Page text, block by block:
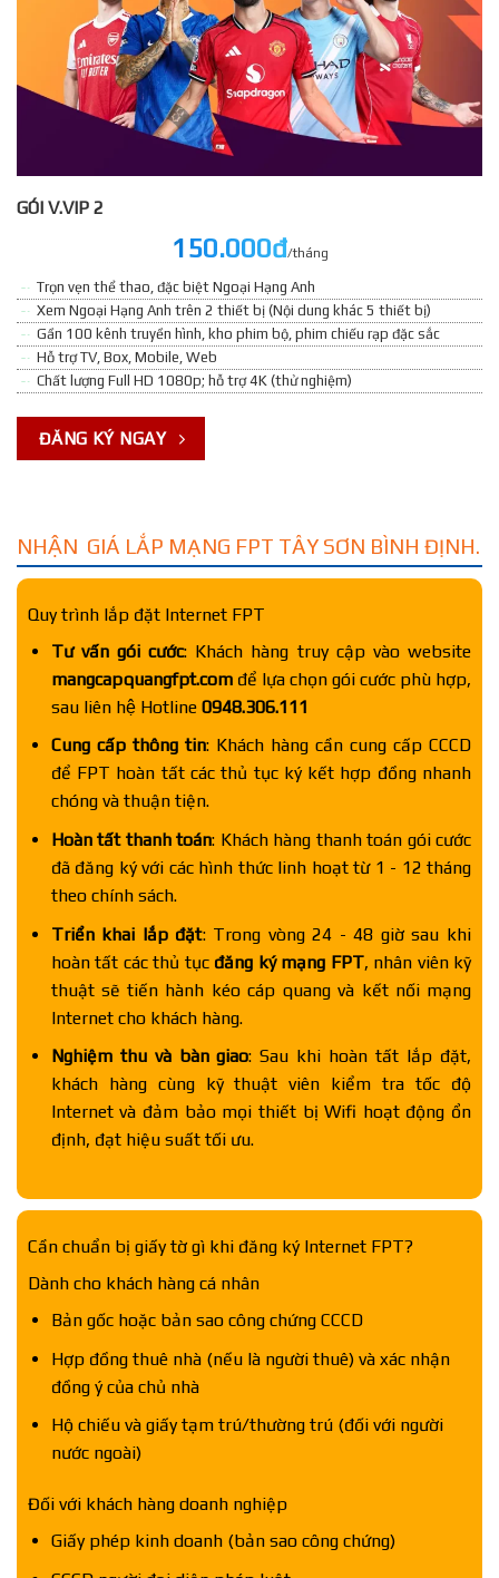
GÓI V.VIP 2
150.000đ/tháng
Trọn vẹn thể thao, đặc biệt Ngoại Hạng Anh
Xem Ngoại Hạng Anh trên 2 thiết bị (Nội dung khác 5 thiết bị)
Gần 100 kênh truyền hình, kho phim bộ, phim chiếu rạp đặc sắc
Hỗ trợ TV, Box, Mobile, Web
Chất lượng Full HD 1080p; hỗ trợ 4K (thử nghiệm)
ĐĂNG KÝ NGAY
NHẬN GIÁ LẮP MẠNG FPT TÂY SƠN BÌNH ĐỊNH.
Quy trình lắp đặt Internet FPT
Tư vấn gói cước: Khách hàng truy cập vào website
mangcapquangfpt.comđể lựa chọn gói cước phù hợp,
sau liên hệ Hotline 0948.306.111
Cung cấp thông tin: Khách hàng cần cung cấp CCCD
để FPT hoàn tất các thủ tục ký kết hợp đồng nhanh
chóng và thuận tiện.
Hoàn tất thanh toán: Khách hàng thanh toán gói cước
đã đăng ký với các hình thức linh hoạt từ 1 - 12 tháng
theo chính sách.
Triển khai lắp đặt: Trong vòng 24 - 48 giờ sau khi
hoàn tất các thủ tục đăng ký mạng FPT, nhân viên kỹ
thuật sẽ tiến hành kéo cáp quang và kết nối mạng
Internet cho khách hàng.
Nghiệm thu và bàn giao: Sau khi hoàn tất lắp đặt,
khách hàng cùng kỹ thuật viên kiểm tra tốc độ
Internet và đảm bảo mọi thiết bị Wifi hoạt động ổn
định, đạt hiệu suất tối ưu.
Cần chuẩn bị giấy tờ gì khi đăng ký Internet FPT?
Dành cho khách hàng cá nhân
Bản gốc hoặc bản sao công chứng CCCD
Hợp đồng thuê nhà (nếu là người thuê) và xác nhận
đồng ý của chủ nhà
Hộ chiếu và giấy tạm trú/thường trú (đối với người
nước ngoài)
Đối với khách hàng doanh nghiệp
Giấy phép kinh doanh (bản sao công chứng)